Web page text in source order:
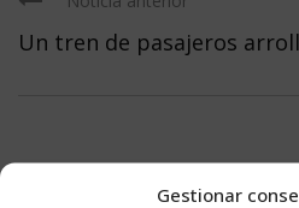
Gestionar
Un tren de pasajeros
Luis de La